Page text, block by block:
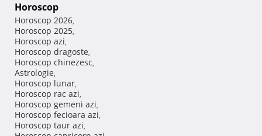
Horoscop
Horoscop 2026,
Horoscop 2025,
Horoscop azi,
Horoscop dragoste,
Horoscop chinezesc,
Astrologie,
Horoscop lunar,
Horoscop rac azi,
Horoscop gemeni azi,
Horoscop fecioara azi,
Horoscop taur azi,